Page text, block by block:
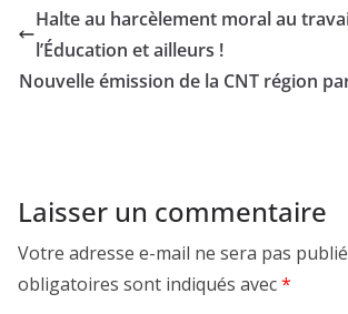
Halte au harcèlement moral au
l’Éducation et ailleurs !
Nouvelle émission de la CNT région
Laisser un commentaire
Votre adresse e-mail ne sera pas
obligatoires sont indiqués avec*